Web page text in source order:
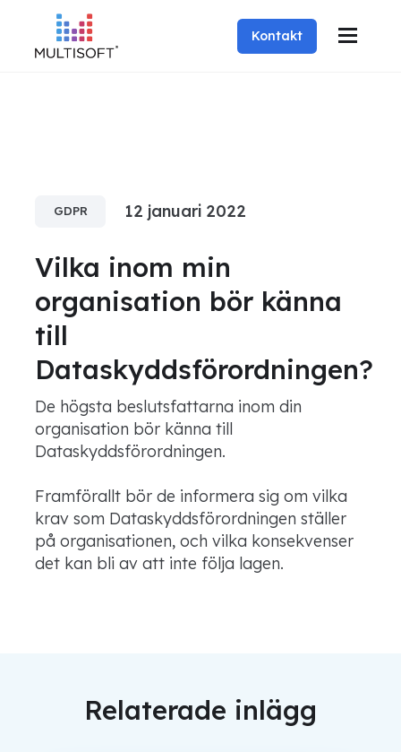
Kontakt
12 januari 2022
GDPR
Vilka inom min
organisation bör känna
till
Dataskyddsförordningen?
De högsta beslutsfattarna inom din
organisation bör känna till
Dataskyddsförordningen.
Framförallt bör de informera sig om vilka
krav som Dataskyddsförordningen ställer
på organisationen, och vilka konsekvenser
det kan bli av att inte följa lagen.
Relaterade inlägg